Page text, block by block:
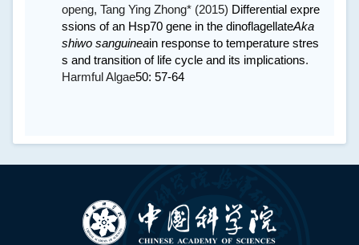
openg, Tang Ying Zhong* (2015) Differential expre
ssions of an Hsp70 gene in the dinoflagellateAka
shiwo sanguineain response to temperature stres
s and transition of life cycle and its implications.
Harmful Algae50: 57-64